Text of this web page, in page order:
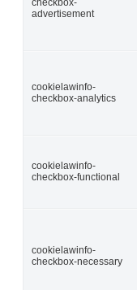
advertisement
cookielawinfo-
checkbox-analytics
cookielawinfo-
checkbox-functional
cookielawinfo-
checkbox-necessary